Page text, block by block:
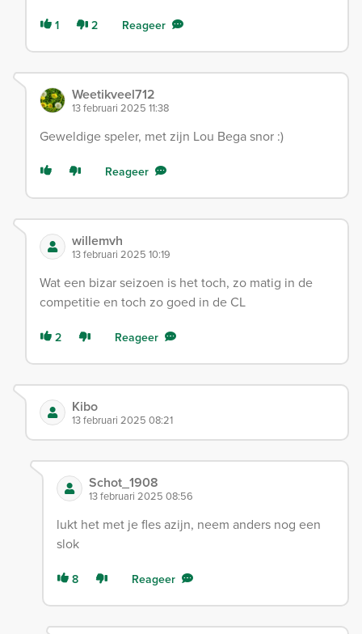
1 2 Reageer
Weetikveel712
13 februari 2025 11:38
Geweldige speler, met zijn Lou Bega snor :)
Reageer
willemvh
13 februari 2025 10:19
Wat een bizar seizoen is het toch, zo matig in de
competitie en toch zo goed in de CL
2 Reageer
Kibo
13 februari 2025 08:21
Schot_1908
13 februari 2025 08:56
lukt het met je fles azijn, neem anders nog een
slok
8 Reageer